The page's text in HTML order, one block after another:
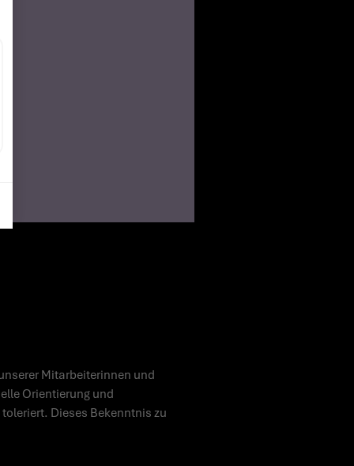
Mitarbeiterinnen und
Orientierung und
Dieses Bekenntnis zu